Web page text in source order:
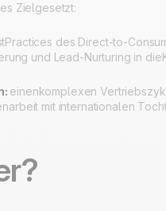
Zielgesetzt:
des Direct-to-
und Lead-Nurturing in
einenkomplexen
mit internationalen